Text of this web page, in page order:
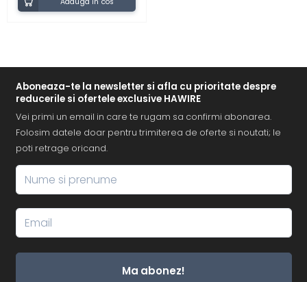
Aboneaza-te la newsletter si afla cu prioritate despre
reducerile si ofertele exclusive HAWIRE
Vei primi un email in care te rugam sa confirmi abonarea.
Folosim datele doar pentru trimiterea de oferte si noutati; le
poti retrage oricand.
Ma abonez!